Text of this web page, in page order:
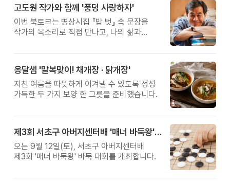
고도원 작가와 함께 '풍덩 사랑하자'
이번 북토크는 명상시집 『밥 벗』 속 문장을
작가의 목소리로 직접 만나고, 나의 삶과
옹달샘 '말복맞이! 채개장 · 닭개장'
지친 여름을 따뜻하게 이겨낼 수 있도록 정성
가득한 두 가지 보양 한 그릇을 준비했습니다.
제3회 서초구 아버지센터배 '매너 바둑왕' 대회
오는 9월 12일(토), 서초구 아버지센터배
제3회 '매너 바둑왕' 바둑 대회를 개최합니다.